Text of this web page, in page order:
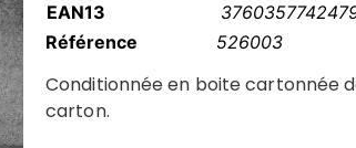
EAN13
Référence
526003
Conditionnée en boite cartonnée
carton.